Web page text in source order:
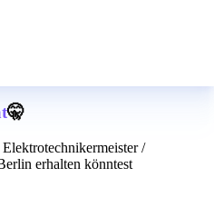
🤫
/
erhalten könntest